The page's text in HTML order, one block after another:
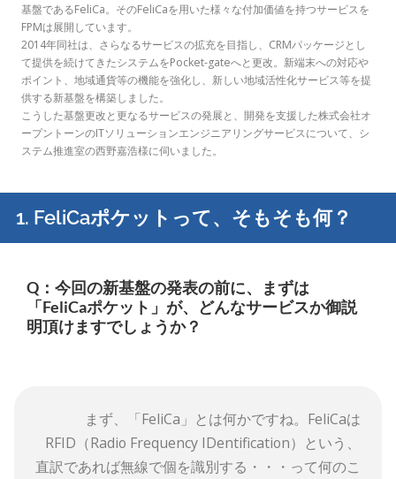
基盤であるFeliCa。そのFeliCaを用いた様々な付加価値を持つサービスを
FPMは展開しています。
2014年同社は、さらなるサービスの拡充を目指し、CRMパッケージとし
て提供を続けてきたシステムをPocket-gateへと更改。新端末への対応や
ポイント、地域通貨等の機能を強化し、新しい地域活性化サービス等を提
供する新基盤を構築しました。
こうした基盤更改と更なるサービスの発展と、開発を支援した株式会社オ
ープントーンのITソリューションエンジニアリングサービスについて、シ
ステム推進室の西野嘉浩様に伺いました。
1. FeliCaポケットって、そもそも何？
Q：今回の新基盤の発表の前に、まずは
「FeliCaポケット」が、どんなサービスか御説
明頂けますでしょうか？
まず、「FeliCa」とは何かですね。FeliCaは
RFID（Radio Frequency IDentification）という、
直訳であれば無線で個を識別する・・・って何のこ